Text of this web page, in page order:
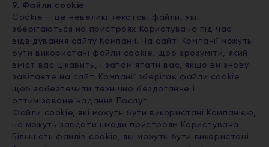
9. Файли cookie
Cookie — це невеликі текстові файли, які
зберігаються на пристроях Користувача під час
відвідування сайту Компанії. На сайті Компанії можуть
бути використані файли cookie, щоб зрозуміти, який
вміст вас цікавить, і запам’ятати вас, якщо ви знову
завітаєте на сайт. Компанії зберігає файли cookie,
щоб забезпечити технічно бездоганне і
оптимізоване надання Послуг.
Файли cookie, які можуть бути використані Компанією,
не можуть завдати шкоди пристроям Користувача.
Більшість файлів cookie, які можуть бути використані